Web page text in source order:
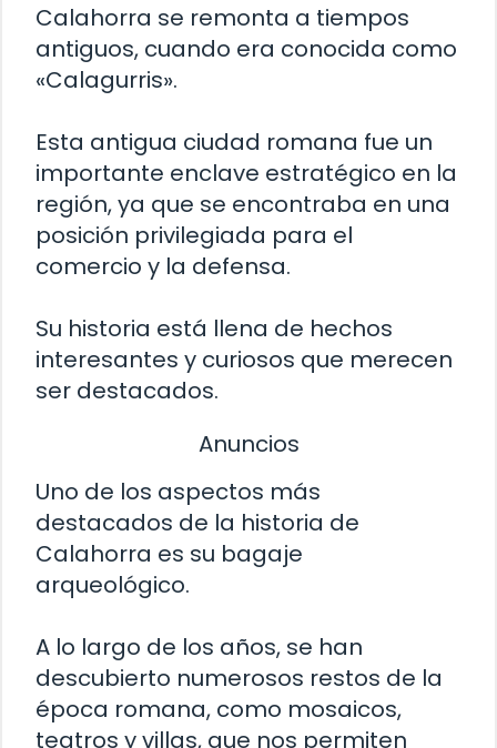
Calahorra se remonta a tiempos
antiguos, cuando era conocida como
«Calagurris».
Esta antigua ciudad romana fue un
importante enclave estratégico en la
región, ya que se encontraba en una
posición privilegiada para el
comercio y la defensa.
Su historia está llena de hechos
interesantes y curiosos que merecen
ser destacados.
Anuncios
Uno de los aspectos más
destacados de la historia de
Calahorra es su bagaje
arqueológico.
A lo largo de los años, se han
descubierto numerosos restos de la
época romana, como mosaicos,
teatros y villas, que nos permiten